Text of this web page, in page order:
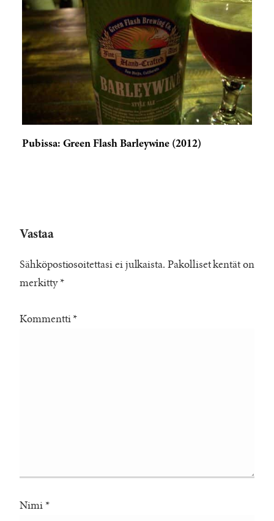
Pubissa: Green Flash Barleywine (2012)
Vastaa
Sähköpostiosoitettasi ei julkaista. Pakolliset kentät on
merkitty *
Kommentti *
Nimi *